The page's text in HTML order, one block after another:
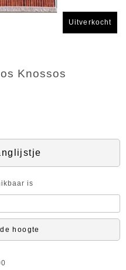
Uitverkocht
Knossos
is
hoogte